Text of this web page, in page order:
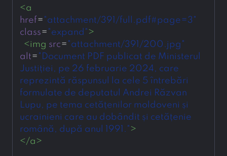
<a
href= "attachment/391/full.pdf#page=3"
class= "expand">
<img src= "attachment/391/200.jpg"
alt= "Document PDF publicat de Ministerul
Justiției, pe 26 februarie 2024, care
reprezintă răspunsul la cele 5 întrebări
formulate de deputatul Andrei Răzvan
Lupu, pe tema cetățenilor moldoveni și
ucrainieni care au dobândit și cetățenie
română, după anul 1991.">
</a>